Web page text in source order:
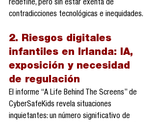
redefine, pero sin estar exenta de
contradicciones tecnológicas e inequidades.
2. Riesgos digitales
infantiles en Irlanda: IA,
exposición y necesidad
de regulación
El informe “A Life Behind The Screens” de
CyberSafeKids revela situaciones
inquietantes: un número significativo de